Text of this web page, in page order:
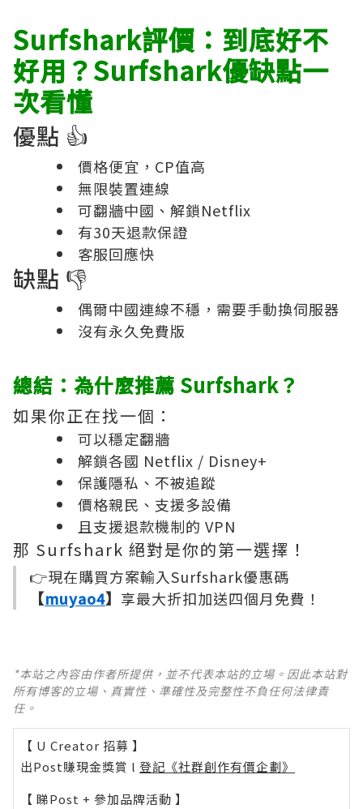
Surfshark評價：到底好不
好用？Surfshark優缺點一
次看懂
優點 👍
價格便宜，CP值高
無限裝置連線
可翻牆中國、解鎖Netflix
有30天退款保證
客服回應快
缺點 👎
偶爾中國連線不穩，需要手動換伺服器
沒有永久免費版
總結：為什麼推薦 Surfshark？
如果你正在找一個：
可以穩定翻牆
解鎖各國 Netflix / Disney+
保護隱私、不被追蹤
價格親民、支援多設備
且支援退款機制的 VPN
那 Surfshark 絕對是你的第一選擇！
👉現在購買方案輸入Surfshark優惠碼
【muyao4】 享最大折扣加送四個月免費！
*本站之內容由作者所提供，並不代表本站的立場。因此本站對
所有博客的立場、真實性、準確性及完整性不負任何法律責
任。
【 U Creator 招募 】
出Post賺現金獎賞 l 登記《社群創作有價企劃》
【 睇Post + 參加品牌活動 】